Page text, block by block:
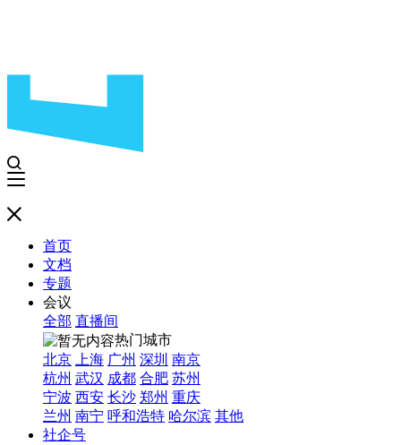
首页
文档
专题
会议
全部 直播间
热门城市
北京
上海 广州 深圳 南京
杭州 武汉 成都 合肥 苏州
宁波 西安 长沙 郑州 重庆
兰州 南宁 呼和浩特 哈尔滨 其他
社企号